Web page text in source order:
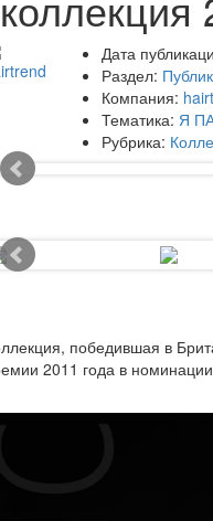
Дата
Раздел:
Компания:
Тематика: Я
Рубрика:
победившая в
2011 года в